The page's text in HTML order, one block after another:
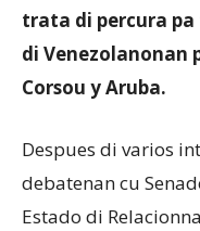
Aruba
trata di percura
di Venezolanonan
Corsou y Aruba.
Despues di varios
debatenan cu
Estado di